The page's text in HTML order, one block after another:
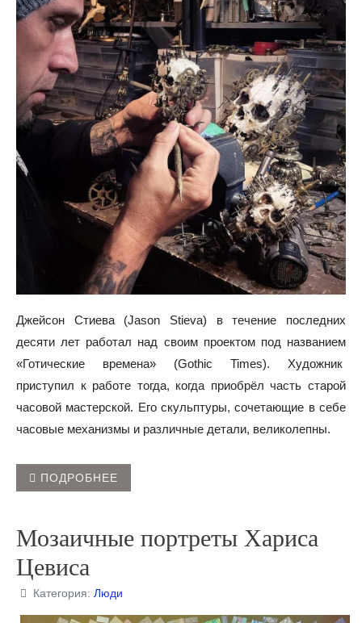
Джейсон Стиева (Jason Stieva) в течение последних
десяти лет работал над своим проектом под названием
«Готические времена» (Gothic Times). Художник
приступил к работе тогда, когда приобрёл часть старой
часовой мастерской. Его скульптуры, сочетающие в себе
часовые механизмы и различные детали, великолепны.
ПОДРОБНЕЕ
Мозаичные портреты Хариса
Цевиса
Категория: Люди